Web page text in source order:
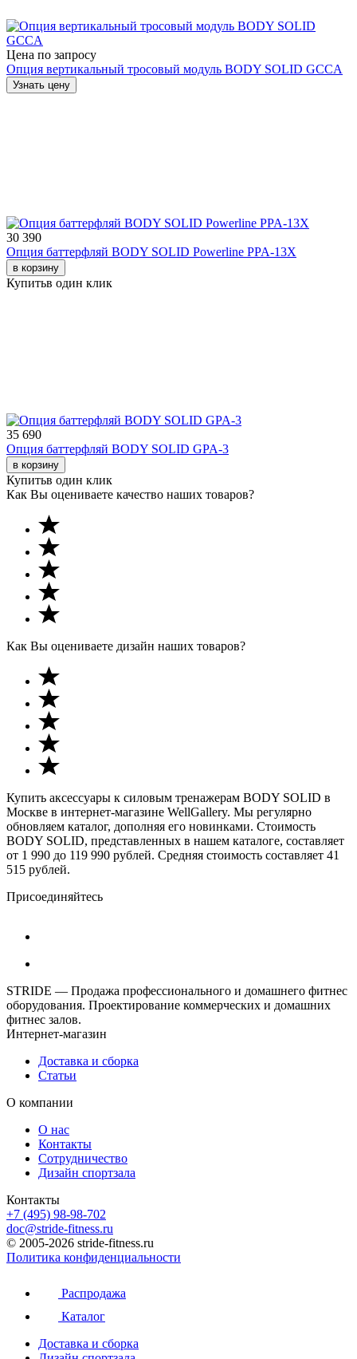
Цена по запросу
Опция вертикальный тросовый модуль BODY SOLID GCCA
Узнать цену
30 390
Опция баттерфляй BODY SOLID Powerline PPA-13X
в корзину
Купитьв один клик
35 690
Опция баттерфляй BODY SOLID GPA-3
в корзину
Купитьв один клик
Как Вы оцениваете качество наших товаров?
Как Вы оцениваете дизайн наших товаров?
Купить аксессуары к силовым тренажерам BODY SOLID в
Москве в интернет-магазине WellGallery. Мы регулярно
обновляем каталог, дополняя его новинками. Стоимость
BODY SOLID, представленных в нашем каталоге, составляет
от 1 990 до 119 990 рублей. Средняя стоимость составляет 41
515 рублей.
Присоединяйтесь
STRIDE — Продажа профессионального и домашнего фитнес
оборудования. Проектирование коммерческих и домашних
фитнес залов.
Интернет-магазин
Доставка и сборка
Статьи
О компании
О нас
Контакты
Сотрудничество
Дизайн спортзала
Контакты
+7 (495) 98-98-702
doc@stride-fitness.ru
© 2005-2026 stride-fitness.ru
Политика конфиденциальности
Распродажа
Каталог
Доставка и сборка